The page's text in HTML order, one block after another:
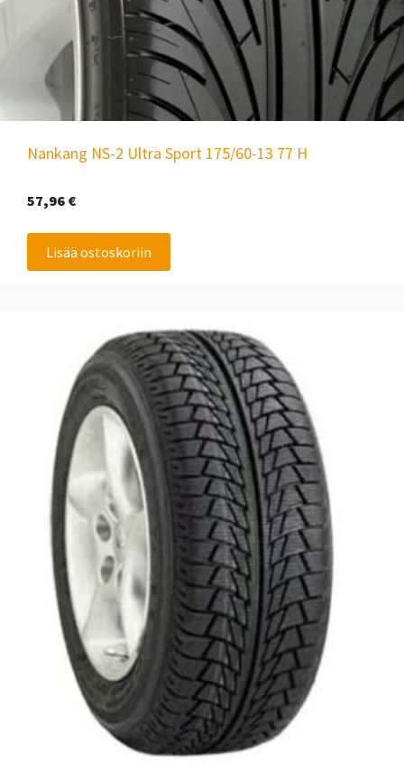
Nankang NS-2 Ultra Sport 175/60-13 77 H
57,96 €
Lisää ostoskoriin